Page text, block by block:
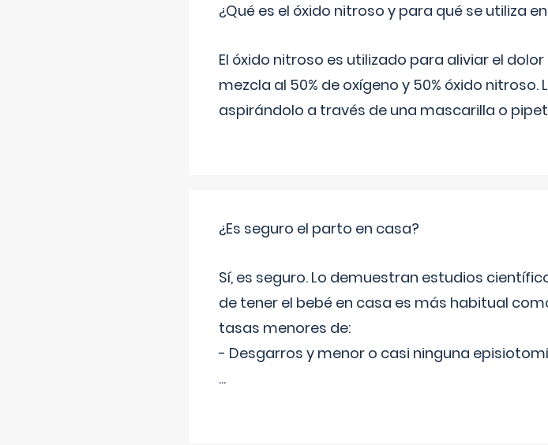
¿Qué es el óxido nitroso y para qué se utiliza
El óxido nitroso es utilizado para aliviar el
mezcla al 50% de oxígeno y 50% óxido
aspirándolo a través de una mascarilla o
¿Es seguro el parto en casa?
Sí, es seguro. Lo demuestran estudios
de tener el bebé en casa es más habitual
tasas menores de:
- Desgarros y menor o casi ninguna
...